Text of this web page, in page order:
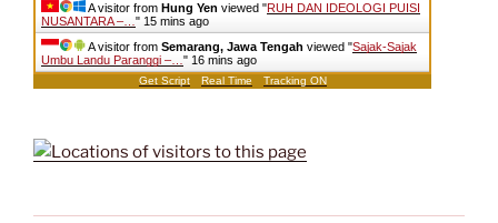
A visitor from Hung Yen viewed "RUH DAN IDEOLOGI PUISI
NUSANTARA –… " 15 mins ago
A visitor from Semarang, Jawa Tengah viewed "Sajak-Sajak
Umbu Landu Paranggi –… " 16 mins ago
Get Script Real Time Tracking ON